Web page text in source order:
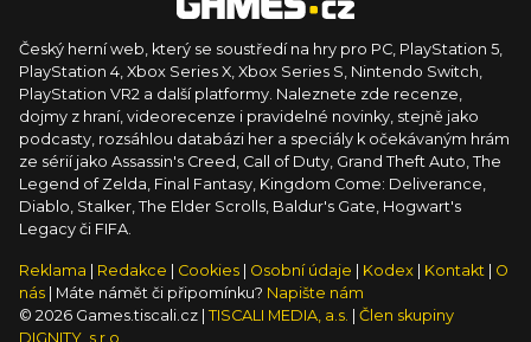
Český herní web, který se soustředí na hry pro PC, PlayStation 5,
PlayStation 4, Xbox Series X, Xbox Series S, Nintendo Switch,
PlayStation VR2 a další platformy. Naleznete zde recenze,
dojmy z hraní, videorecenze i pravidelné novinky, stejně jako
podcasty, rozsáhlou databázi her a speciály k očekávaným hrám
ze sérií jako Assassin's Creed, Call of Duty, Grand Theft Auto, The
Legend of Zelda, Final Fantasy, Kingdom Come: Deliverance,
Diablo, Stalker, The Elder Scrolls, Baldur's Gate, Hogwart's
Legacy či FIFA.
Reklama Redakce Cookies Osobní údaje Kodex Kontakt
O
nás
| Máte námět či připomínku? Napište nám
© 2026 Games.tiscali.cz | TISCALI MEDIA, a.s.
Člen skupiny
DIGNITY, s.r.o.